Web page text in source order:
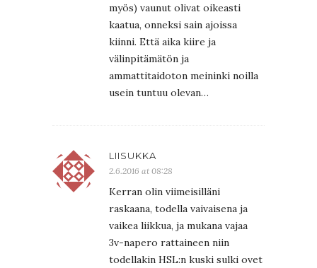
myös) vaunut olivat oikeasti
kaatua, onneksi sain ajoissa
kiinni. Että aika kiire ja
välinpitämätön ja
ammattitaidoton meininki noilla
usein tuntuu olevan…
LIISUKKA
2.6.2016 at 08:28
Kerran olin viimeisilläni
raskaana, todella vaivaisena ja
vaikea liikkua, ja mukana vajaa
3v-napero rattaineen niin
todellakin HSL:n kuski sulki ovet